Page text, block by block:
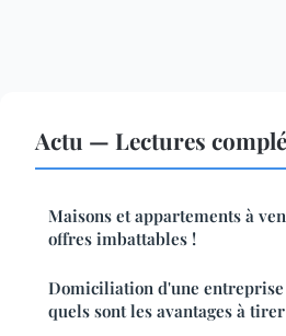
Actu — Lectures
Maisons et appartements à
offres imbattables !
Domiciliation d'une
quels sont les avantages à